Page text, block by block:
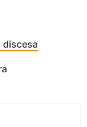
discesa